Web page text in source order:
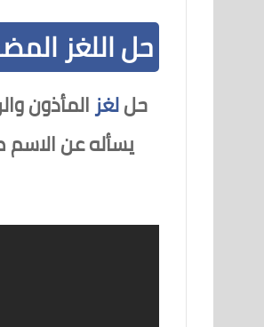
حل اللغز
حللغزالمأذون
يسأله عن الاسم